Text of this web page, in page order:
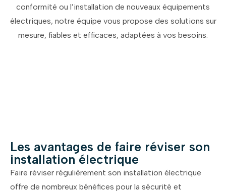
conformité ou l’installation de nouveaux équipements
électriques, notre équipe vous propose des solutions sur
mesure, fiables et efficaces, adaptées à vos besoins.
Les avantages de faire réviser son
installation électrique
Faire réviser régulièrement son installation électrique
offre de nombreux bénéfices pour la sécurité et